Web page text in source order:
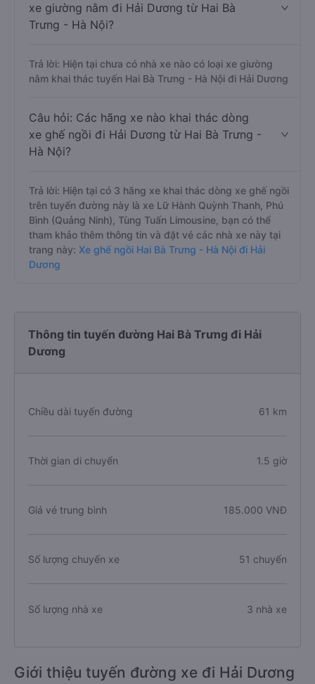
xe giường nằm đi Hải Dương từ Hai Bà
Trưng - Hà Nội?
Trả lời: Hiện tại chưa có nhà xe nào có loại xe giường
nằm khai thác tuyến Hai Bà Trưng - Hà Nội đi Hải Dương
Câu hỏi: Các hãng xe nào khai thác dòng
xe ghế ngồi đi Hải Dương từ Hai Bà Trưng -
Hà Nội?
Trả lời: Hiện tại có 3 hãng xe khai thác dòng xe ghế ngồi
trên tuyến đường này là xe Lữ Hành Quỳnh Thanh, Phú
Bình (Quảng Ninh), Tùng Tuấn Limousine, bạn có thể
tham khảo thêm thông tin và đặt vé các nhà xe này tại
trang này: Xe ghế ngồi Hai Bà Trưng - Hà Nội đi Hải
Dương
Thông tin tuyến đường Hai Bà Trưng đi Hải
Dương
Chiều dài tuyến đường 61 km
Thời gian di chuyển 1.5 giờ
Giá vé trung bình 185.000 VNĐ
Số lượng chuyến xe 51 chuyến
Số lượng nhà xe 3 nhà xe
Giới thiệu tuyến đường xe đi Hải Dương